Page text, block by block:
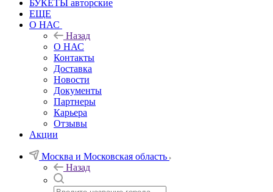
БУКЕТЫ авторские
ЕЩЕ
О НАС
Назад
О НАС
Контакты
Доставка
Новости
Документы
Партнеры
Карьера
Отзывы
Акции
Москва и Московская область
Назад